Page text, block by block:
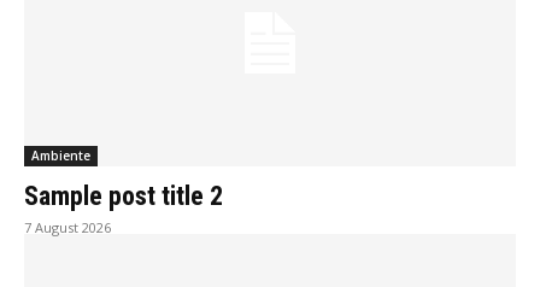
Ambiente
Sample post title 2
7 August 2026